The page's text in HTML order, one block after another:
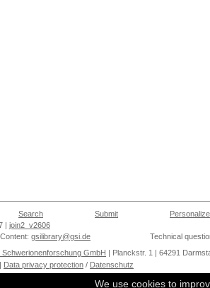
Search Submit
Personalize
| join2_v2606
Content: gsilibrary@gsi.de
Technical
GmbH | Planckstr. 1 | 64291
| Data privacy protection / Datenschutz
We use cookies to